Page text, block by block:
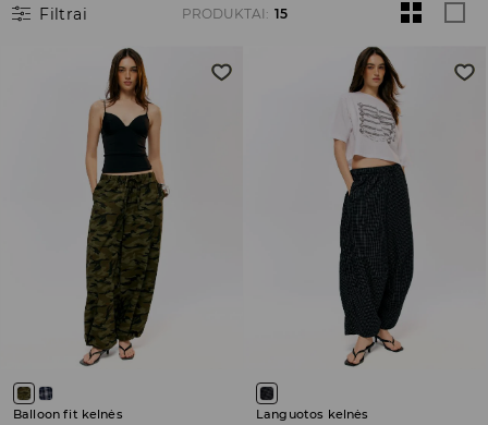
Filtrai PRODUKTAI : 15
Balloon fit kelnės Languotos kelnės